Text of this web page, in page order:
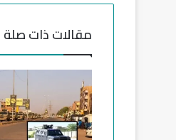
د
س
ل
ح
و
ا
ل
ح
مقالات ذات صلة